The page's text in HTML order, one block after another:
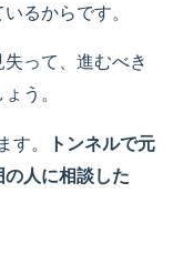
るからです。
って、進むべき
う。
す。
トンネルで元
人に相談した